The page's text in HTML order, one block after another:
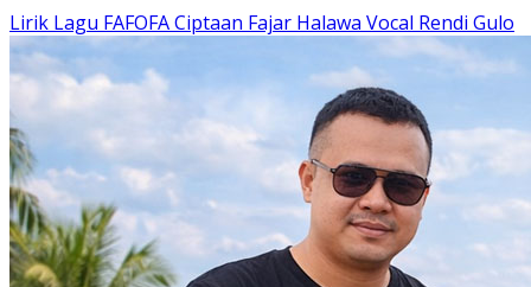
Lirik Lagu FAFOFA Ciptaan Fajar Halawa Vocal Rendi Gulo